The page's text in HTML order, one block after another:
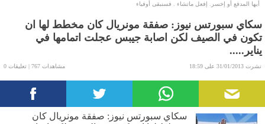
أيها المدفع أو إخسر. إفعل ماتشاء . فسنبقى أوفياء
سكاي سبورتس نيوز: صفقة مونريال كان مخطط لها ان
تكون في الصيف لكن اصابة جيبس عجلت اتمامها في
يناير.....
نشرت 31/01/2013 على 18:59 مشاهدات 767 | تعليقات 0
سكاي سبورتس نيوز: صفقة مونريال كان